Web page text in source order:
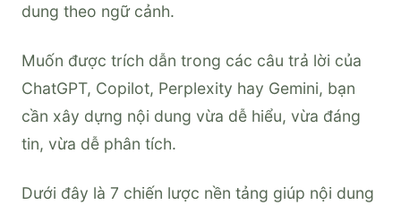
dung theo ngữ cảnh.
Muốn được trích dẫn trong các câu trả lời của
ChatGPT, Copilot, Perplexity hay Gemini, bạn
cần xây dựng nội dung vừa dễ hiểu, vừa đáng
tin, vừa dễ phân tích.
Dưới đây là 7 chiến lược nền tảng giúp nội dung